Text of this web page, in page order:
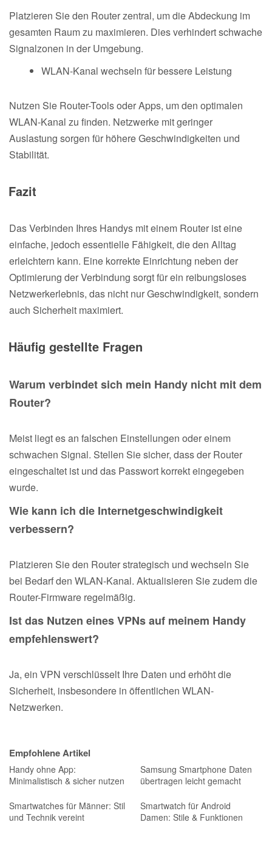
Platzieren Sie den Router zentral, um die Abdeckung im
gesamten Raum zu maximieren. Dies verhindert schwache
Signalzonen in der Umgebung.
WLAN-Kanal wechseln für bessere Leistung
Nutzen Sie Router-Tools oder Apps, um den optimalen
WLAN-Kanal zu finden. Netzwerke mit geringer
Auslastung sorgen für höhere Geschwindigkeiten und
Stabilität.
Fazit
Das Verbinden Ihres Handys mit einem Router ist eine
einfache, jedoch essentielle Fähigkeit, die den Alltag
erleichtern kann. Eine korrekte Einrichtung neben der
Optimierung der Verbindung sorgt für ein reibungsloses
Netzwerkerlebnis, das nicht nur Geschwindigkeit, sondern
auch Sicherheit maximiert.
Häufig gestellte Fragen
Warum verbindet sich mein Handy nicht mit dem
Router?
Meist liegt es an falschen Einstellungen oder einem
schwachen Signal. Stellen Sie sicher, dass der Router
eingeschaltet ist und das Passwort korrekt eingegeben
wurde.
Wie kann ich die Internetgeschwindigkeit
verbessern?
Platzieren Sie den Router strategisch und wechseln Sie
bei Bedarf den WLAN-Kanal. Aktualisieren Sie zudem die
Router-Firmware regelmäßig.
Ist das Nutzen eines VPNs auf meinem Handy
empfehlenswert?
Ja, ein VPN verschlüsselt Ihre Daten und erhöht die
Sicherheit, insbesondere in öffentlichen WLAN-
Netzwerken.
Empfohlene Artikel
Handy ohne App:
Minimalistisch & sicher nutzen
Samsung Smartphone Daten
übertragen leicht gemacht
Smartwatches für Männer: Stil
und Technik vereint
Smartwatch für Android
Damen: Stile & Funktionen